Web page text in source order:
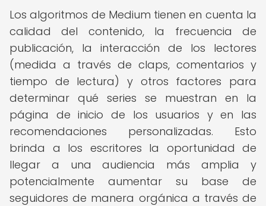
Los algoritmos de Medium tienen en cuenta la
calidad del contenido, la frecuencia de
publicación, la interacción de los lectores
(medida a través de claps, comentarios y
tiempo de lectura) y otros factores para
determinar qué series se muestran en la
página de inicio de los usuarios y en las
recomendaciones personalizadas. Esto
brinda a los escritores la oportunidad de
llegar a una audiencia más amplia y
potencialmente aumentar su base de
seguidores de manera orgánica a través de